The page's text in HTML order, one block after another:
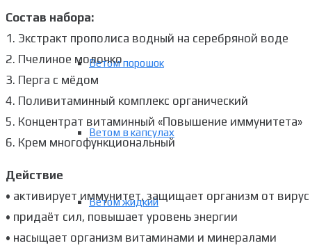
Ветом порошок
Ветом в капсулах
Ветом жидкий
Состав набора:
1. Экстракт прополиса водный на серебряной воде
2. Пчелиное молочко
3. Перга с мёдом
4. Поливитаминный комплекс органический
5. Концентрат витаминный «Повышение иммунитета»
6. Крем многофункциональный
Действие
• активирует иммунитет, защищает организм от
• придаёт сил, повышает уровень энергии
• насыщает организм витаминами и минералами